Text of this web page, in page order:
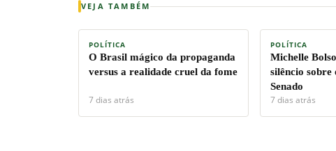
VEJA TAMBÉM
POLÍTICA
O Brasil mágico da propaganda
versus a realidade cruel da fome
7 dias atrás
POLÍTICA
Michelle
silêncio sobre
Senado
7 dias atrás